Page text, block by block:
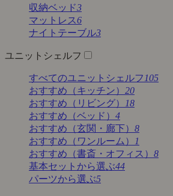
収納ベッド3
マットレス6
ナイトテーブル3
ユニットシェルフ
すべてのユニットシェルフ 105
おすすめ（キッチン） 20
おすすめ（リビング）
18
おすすめ（ベッド） 4
おすすめ（玄関・廊下） 8
おすすめ（ワンルーム）
1
おすすめ（書斎・オフィス） 8
基本セットから選ぶ44
パーツから選ぶ5